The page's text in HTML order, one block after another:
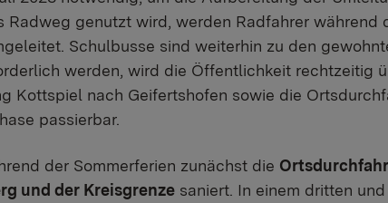
genutzt wird, werden Radfahrer während
Schulbusse sind weiterhin zu den
werden, wird die Öffentlichkeit rechtzeitig
Kottspiel nach Geifertshofen sowie die
passierbar.
der Sommerferien zunächst die
und der Kreisgrenzesaniert. In einem dritten